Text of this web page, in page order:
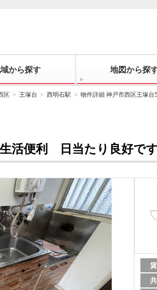
から探す 地図から探
区 王塚台 西明石駅 物件詳細 神戸市西区王塚台
活便利 日当たり良好で